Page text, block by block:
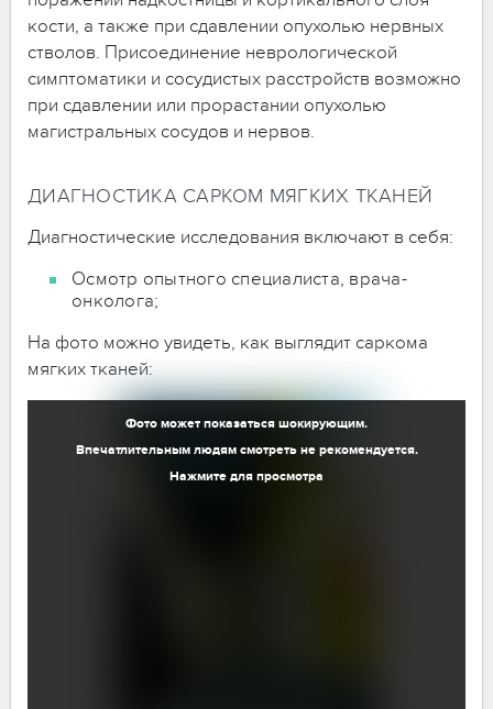
кости, а также при сдавлении опухолью нервных
стволов. Присоединение неврологической
симптоматики и сосудистых расстройств возможно
при сдавлении или прорастании опухолью
магистральных сосудов и нервов.
ДИАГНОСТИКА САРКОМ МЯГКИХ ТКАНЕЙ
Диагностические исследования включают в себя:
Осмотр опытного специалиста, врача-
онколога;
На фото можно увидеть, как выглядит саркома
мягких тканей:
Фото может показаться шокирующим.
Впечатлительным людям смотреть не рекомендуется.
Нажмите для просмотра